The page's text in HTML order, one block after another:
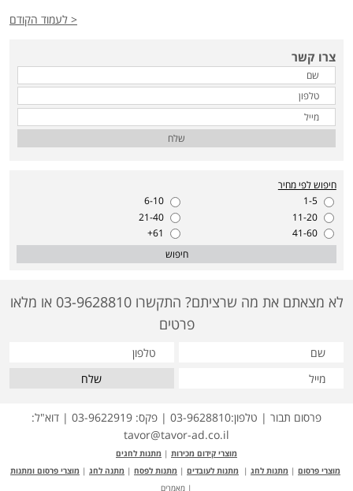
< לעמוד הקודם
צרו קשר
שלח
חיפוש לפי מחיר
1-5
6-10
11-20
21-40
41-60
61+
חיפוש
לא מצאתם את מה שרציתם? התקשרו 03-9628810 או מלאו
פרטים
שלח
פרסום תבור | טלפון:03-9628810 | פקס: 03-9622919 | דוא"ל:
tavor@tavor-ad.co.il
מוצרי קידום מכירות | מתנות לחגים
מוצרי פרסום | מתנות לחג | מתנות לעובדים | מתנות לפסח | מתנה לחג | מוצרי פרסום ומתנות
| מאמרים